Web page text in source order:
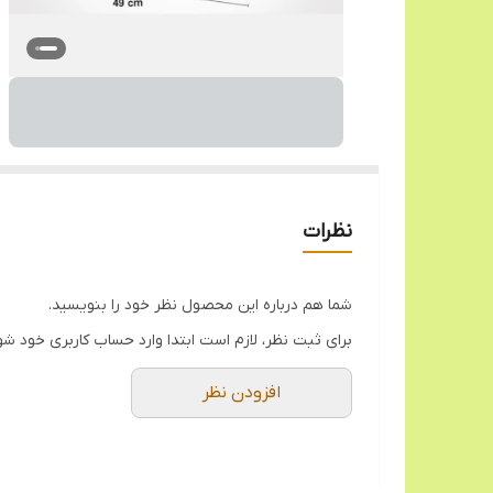
نظرات
شما هم درباره این محصول نظر خود را بنویسید.
برای ثبت نظر، لازم است ابتدا وارد حساب کاربری خود
افزودن نظر